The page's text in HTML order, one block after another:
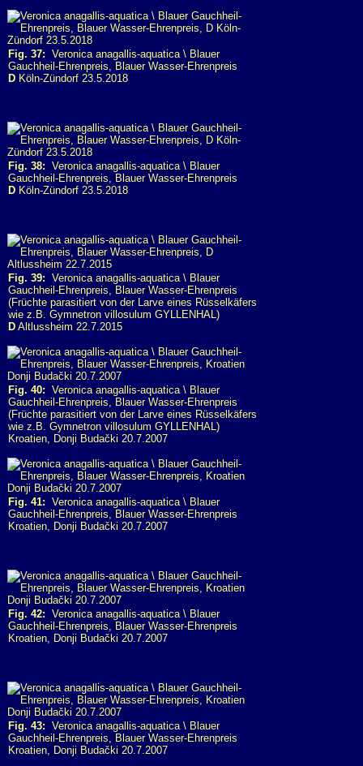
Fig. 37: Veronica anagallis-aquatica \ Blauer
Gauchheil-Ehrenpreis, Blauer Wasser-Ehrenpreis
D Köln-Zündorf 23.5.2018
Fig. 38: Veronica anagallis-aquatica \ Blauer
Gauchheil-Ehrenpreis, Blauer Wasser-Ehrenpreis
D Köln-Zündorf 23.5.2018
Fig. 39: Veronica anagallis-aquatica \ Blauer
Gauchheil-Ehrenpreis, Blauer Wasser-Ehrenpreis
(Früchte parasitiert von der Larve eines Rüsselkäfers
wie z.B. Gymnetron villosulum GYLLENHAL)
D Altlussheim 22.7.2015
Fig. 40: Veronica anagallis-aquatica \ Blauer
Gauchheil-Ehrenpreis, Blauer Wasser-Ehrenpreis
(Früchte parasitiert von der Larve eines Rüsselkäfers
wie z.B. Gymnetron villosulum GYLLENHAL)
Kroatien, Donji Budački 20.7.2007
Fig. 41: Veronica anagallis-aquatica \ Blauer
Gauchheil-Ehrenpreis, Blauer Wasser-Ehrenpreis
Kroatien, Donji Budački 20.7.2007
Fig. 42: Veronica anagallis-aquatica \ Blauer
Gauchheil-Ehrenpreis, Blauer Wasser-Ehrenpreis
Kroatien, Donji Budački 20.7.2007
Fig. 43: Veronica anagallis-aquatica \ Blauer
Gauchheil-Ehrenpreis, Blauer Wasser-Ehrenpreis
Kroatien, Donji Budački 20.7.2007